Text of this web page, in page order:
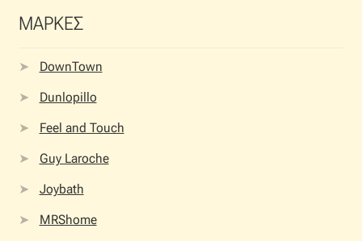
ΜΑΡΚΕΣ
DownTown
Dunlopillo
Feel and Touch
Guy Laroche
Joybath
MRShome